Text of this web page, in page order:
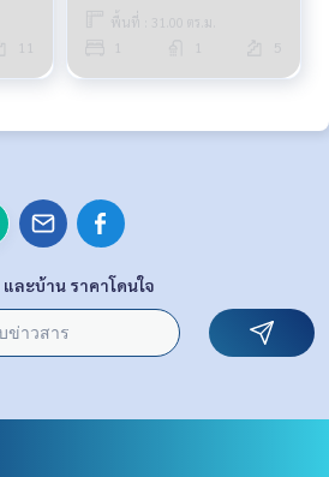
พื้นที่ : 31.00 ตร.ม.
5
ละบ้าน ราคาโดนใจ